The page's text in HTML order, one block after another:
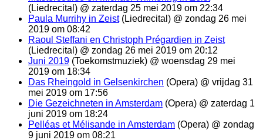
(Liedrecital) @ zaterdag 25 mei 2019 om 22:34
Paula Murrihy in Zeist(Liedrecital) @ zondag 26 mei
2019 om 08:42
Raoul Steffani en Christoph Prégardien in Zeist
(Liedrecital) @ zondag 26 mei 2019 om 20:12
Juni 2019 (Toekomstmuziek) @ woensdag 29 mei
2019 om 18:34
Das Rheingold in Gelsenkirchen (Opera) @ vrijdag 31
mei 2019 om 17:56
Die Gezeichneten in Amsterdam (Opera) @ zaterdag 1
juni 2019 om 18:24
Pelléas et Mélisande in Amsterdam (Opera) @ zondag
9 juni 2019 om 08:21